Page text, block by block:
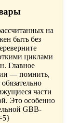
на
быть без
циклами
Главное
— помнить,
части
Это особенно
GBB-